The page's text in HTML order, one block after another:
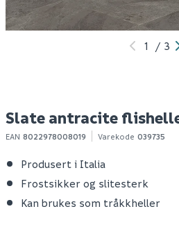
100+ stk
Klikk & Hent
1-
1 / 3
Slate antracite
EAN 8022978008019 Varekode 039735
Produsert i Italia
Frostsikker og slitesterk
Kan brukes som tråkkheller